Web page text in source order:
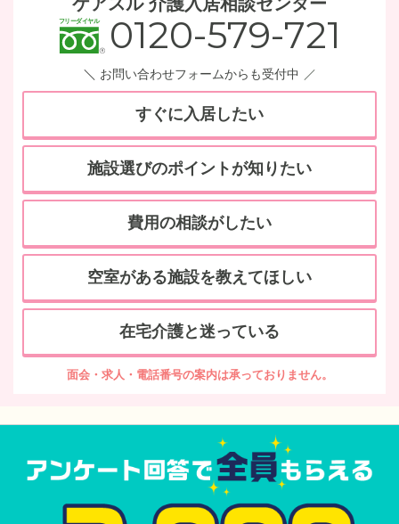
0120-579-721
お問い合わせフォームからも受付中
すぐに入居したい
施設選びのポイントが知りたい
費用の相談がしたい
空室がある施設を教えてほしい
在宅介護と迷っている
面会・求人・電話番号の案内は承っておりません。